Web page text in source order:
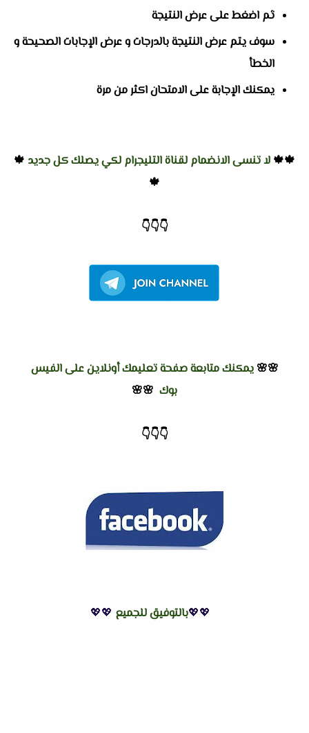
ثم اضغط على عرض النتيجة
سوف يتم عرض النتيجة بالدرجات و عرض الإجابات الصحيحة و
الخطأ
يمكنك الإجابة على الامتحان اكثر من مرة
🍁🍁 لا تنسى الانضمام لقناة التليجرام لكي يصلك كل جديد 🍁
🍁
👇
👇
👇
🌸🌸 يمكنك متابعة صفحة تعليمك أونلاين على الفيس
بوك 🌸🌸
👇
👇
👇
💖💖بالتوفيق للجميع 💖💖